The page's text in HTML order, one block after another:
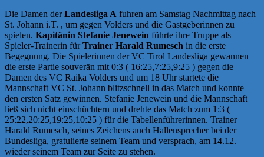
Die Damen derLandesliga A fuhren am Samstag Nachmittag nach
St. Johann i.T. , um gegen Volders und die Gastgeberinnen zu
spielen. Kapitänin Stefanie Jenewein führte ihre Truppe als
Spieler-Trainerin fürTrainer Harald Rumesch in die erste
Begegnung. Die Spielerinnen der VC Tirol Landesliga gewannen
die erste Partie souverän mit 0:3 ( 16:25,7:25,9:25 ) gegen die
Damen des VC Raika Volders und um 18 Uhr startete die
Mannschaft VC St. Johann blitzschnell in das Match und konnte
den ersten Satz gewinnen. Stefanie Jenewein und die Mannschaft
ließ sich nicht einschüchtern und drehte das Match zum 1:3 (
25:22,20:25,19:25,10:25 ) für die Tabellenführerinnen. Trainer
Harald Rumesch, seines Zeichens auch Hallensprecher bei der
Bundesliga, gratulierte seinem Team und versprach, am 14.12.
wieder seinem Team zur Seite zu stehen.